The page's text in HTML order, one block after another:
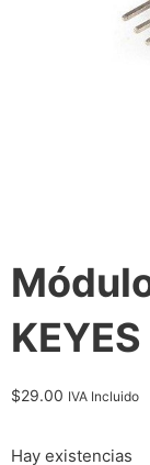
KEYES
$29.00 IVA Incluido
Hay existencias